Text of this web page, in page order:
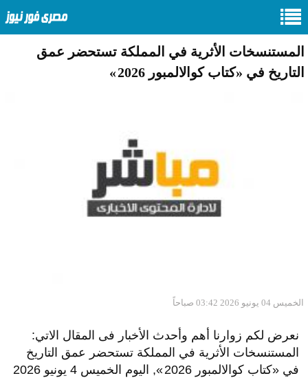
المستنسخات الأثرية في المملكة تستحضر عمق
التاريخ في «كتاب كوالالمبور 2026 »
الخميس 04 يونيو 2026 03:42 صباحاً
نعرض لكم زوارنا أهم وأحدث الأخبار فى المقال الاتي:
المستنسخات الأثرية في المملكة تستحضر عمق التاريخ
في «كتاب كوالالمبور 2026 », اليوم الخميس 4 يونيو 2026